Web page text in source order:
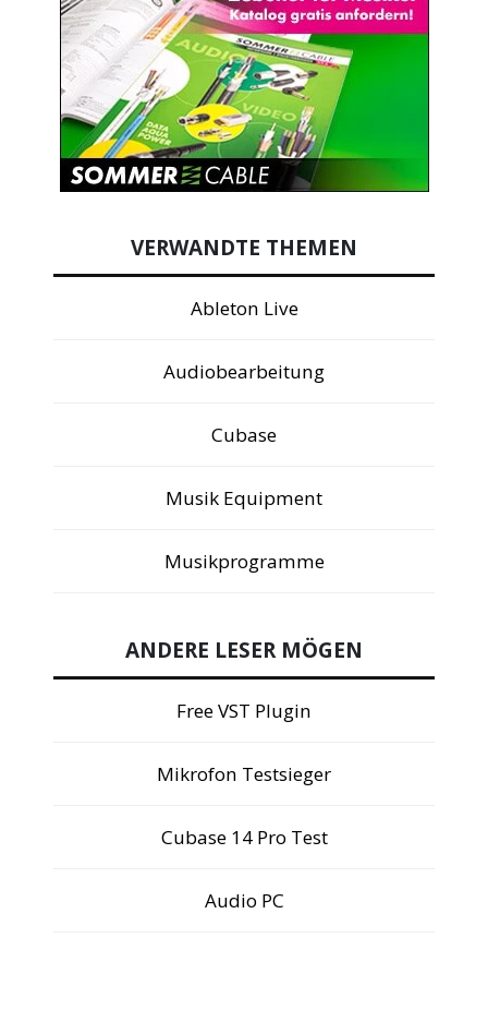
VERWANDTE THEMEN
Ableton Live
Audiobearbeitung
Cubase
Musik Equipment
Musikprogramme
ANDERE LESER MÖGEN
Free VST Plugin
Mikrofon Testsieger
Cubase 14 Pro Test
Audio PC